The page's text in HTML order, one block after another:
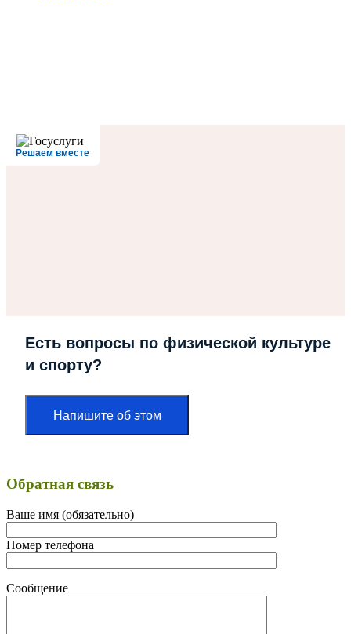
Решаем вместе
Есть вопросы по физической культуре
и спорту?
Напишите об этом
Обратная связь
Ваше имя (обязательно)
Номер телефона
Сообщение